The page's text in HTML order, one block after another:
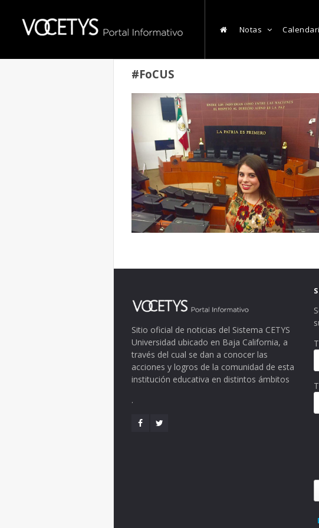
Notas
#FoCUS
Sitio oficial de noticias del Sistema CETYS
Universidad ubicado en Baja California, a
través del cual se dan a conocer las
acciones y logros de la comunidad de esta
institución educativa en distintos ámbitos
.